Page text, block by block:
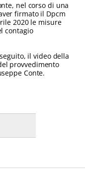
nel corso di una
firmato il Dpcm
2020 le misure
contagio
il video della
provvedimento
Conte.